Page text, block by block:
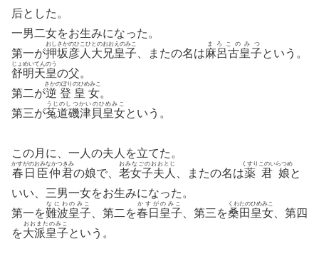
后とした。
一男二女をお生みになった。
第一が押坂彦人大兄皇子
おしさかのひこひとのおおえのみこ
、またの名は麻呂古皇子
まろこのみつ
という。
舒明天皇
じょめいてんのう
の父。
第二が逆登皇女
さかのぼりのひめみこ
。
第三が菟道磯津貝皇女
うじのしつかいのひめみこ
という。
この月に、一人の夫人を立てた。
春日臣仲君
かすがのおみなかつきみ
の娘で、 老女子夫人
おみなごのおおとじ
、またの名は薬君娘
くすりこのいらつめ
と
いい、三男一女をお生みになった。
第一を難波皇子
なにわのみこ
、第二を春日皇子
かすがのみこ
、第三を桑田皇女
くわたのひめみこ
、第四
を大派皇子
おおまたのみこ
という。